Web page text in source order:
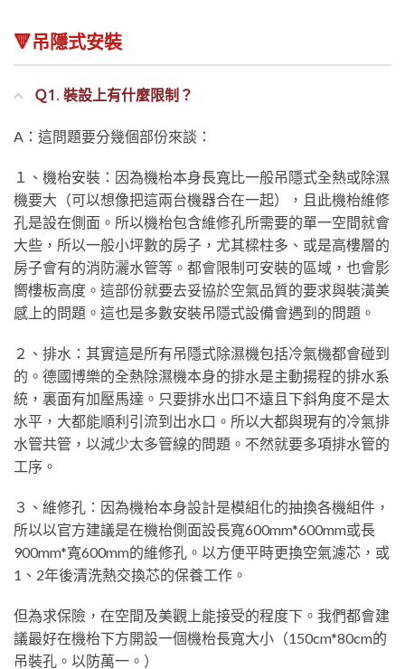
🔻吊隱式安裝
Ｑ1. 裝設上有什麼限制？
A：這問題要分幾個部份來談：
１、機枱安裝：因為機枱本身長寬比一般吊隱式全熱或除濕
機要大（可以想像把這兩台機器合在一起），且此機枱維修
孔是設在側面。所以機枱包含維修孔所需要的單一空間就會
大些，所以一般小坪數的房子，尤其樑柱多、或是高樓層的
房子會有的消防灑水管等。都會限制可安裝的區域，也會影
嚮樓板高度。這部份就要去妥協於空氣品質的要求與裝潢美
感上的問題。這也是多數安裝吊隱式設備會遇到的問題。
２、排水：其實這是所有吊隱式除濕機包括冷氣機都會碰到
的。德國博樂的全熱除濕機本身的排水是主動揚程的排水系
統，裏面有加壓馬達。只要排水出口不遠且下斜角度不是太
水平，大都能順利引流到出水口。所以大都與現有的冷氣排
水管共管，以減少太多管線的問題。不然就要多項排水管的
工序。
３、維修孔：因為機枱本身設計是模組化的抽換各機組件，
所以以官方建議是在機枱側面設長寬600mm*600mm或長
900mm*寬600mm的維修孔。以方便平時更換空氣濾芯，或
1、2年後清洗熱交換芯的保養工作。
但為求保險，在空間及美觀上能接受的程度下。我們都會建
議最好在機枱下方開設一個機枱長寬大小（150cm*80cm的
吊裝孔。以防萬一。）